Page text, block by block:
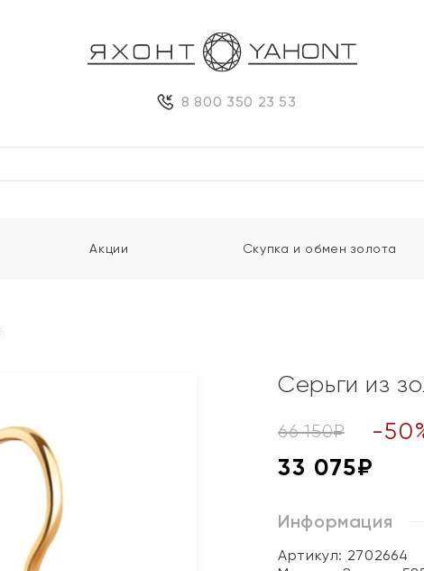
8 800 350 23 53
Акции Скупка и обмен золота
Серьги из
66 150₽ -50
33 075₽
Информация
Артикул: 2702664